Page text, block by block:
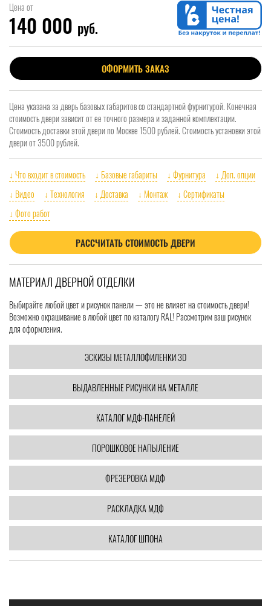
Цена от
140 000 руб.
ОФОРМИТЬ ЗАКАЗ
Цена указана за дверь базовых габаритов со стандартной фурнитурой. Конечная
стоимость двери зависит от ее точного размера и заданной комплектации.
Стоимость доставки этой двери по Москве 1500 рублей. Стоимость установки этой
двери от 3500 рублей.
↓ Что входит в стоимость ↓ Базовые габариты ↓ Фурнитура
↓ Доп. опции
↓ Видео
↓ Технология ↓ Доставка ↓ Монтаж
↓ Сертификаты
↓ Фото работ
РАССЧИТАТЬ СТОИМОСТЬ ДВЕРИ
МАТЕРИАЛ ДВЕРНОЙ ОТДЕЛКИ
Выбирайте любой цвет и рисунок панели — это не влияет на стоимость двери!
Возможно окрашивание в любой цвет по каталогу RAL! Рассмотрим ваш рисунок
для оформления.
ЭСКИЗЫ МЕТАЛЛОФИЛЕНКИ 3D
ВЫДАВЛЕННЫЕ РИСУНКИ НА МЕТАЛЛЕ
КАТАЛОГ МДФ-ПАНЕЛЕЙ
ПОРОШКОВОЕ НАПЫЛЕНИЕ
ФРЕЗЕРОВКА МДФ
РАСКЛАДКА МДФ
КАТАЛОГ ШПОНА